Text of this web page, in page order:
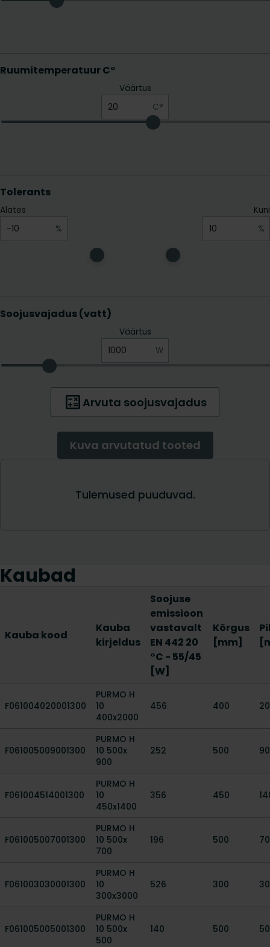
Kaubad
Kauba kood
Kauba
kirjeldus
Soojuse
emissioon
vastavalt
EN 442 20
°C - 55/45
[W]
Kõrgus
[mm]
F061004020001300
PURMO H
10
400x2000
456 400
F061005009001300
PURMO H
10 500x
900
252 500
F061004514001300
PURMO H
10
450x1400
356 450
F061005007001300
PURMO H
10 500x
700
196 500
F061003030001300
PURMO H
10
300x3000
526 300
F061005005001300
PURMO H
10 500x
500
140 500